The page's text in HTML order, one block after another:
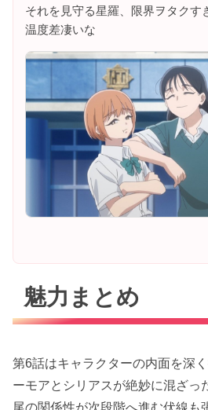
それを見守る星羅、限界ヲタクす
温度差凄いな
魅力まとめ
第6話はキャラクターの内面を深
ーモアとシリアスが絶妙に混ざっ
尾の関係性が次段階へ進む伏線も